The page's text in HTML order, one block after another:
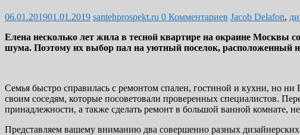
06.01.201901.01.2019 santehprospekt.ru 0 Комментариев Jacob Delafon,
Елена несколько лет жила в тесной квартире на окраине Москвы
шума. Поэтому их выбор пал на уютный поселок, расположенный
Семья быстро справилась с ремонтом спален, гостиной и кухни, но
своим соседям, которые посоветовали проверенных специалистов.
принадлежности, а также сделать ремонт в большой ванной комнате,
Представляем вашему вниманию два совершенно разных